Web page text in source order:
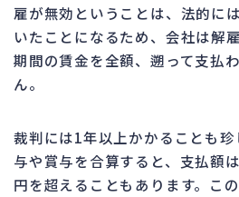
雇が無効ということは、法的に
いたことになるため、会社は解
期間の賃金を全額、遡って支払
ん。
裁判には1年以上かかることも
与や賞与を合算すると、支払額
円を超えることもあります。こ